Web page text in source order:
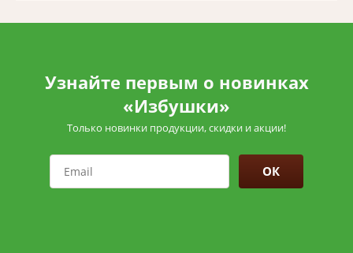
Узнайте первым о новинках
«Избушки»
Только новинки продукции, скидки и акции!
ОК